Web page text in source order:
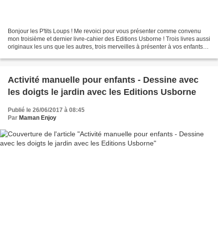
Bonjour les P'tits Loups ! Me revoici pour vous présenter comme convenu
mon troisième et dernier livre-cahier des Editions Usborne ! Trois livres aussi
originaux les uns que les autres, trois merveilles à présenter à vos enfants
Activité manuelle pour enfants - Dessine avec
les doigts le jardin avec les Editions Usborne
Publié le 26/06/2017 à 08:45
Par Maman Enjoy